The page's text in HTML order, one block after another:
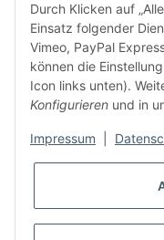
Durch Klicken auf
Einsatz folgender
Vimeo, PayPal
können die
Icon links unten).
Konfigurieren und in
Impressum
Gesetzliche
* Alle Preise